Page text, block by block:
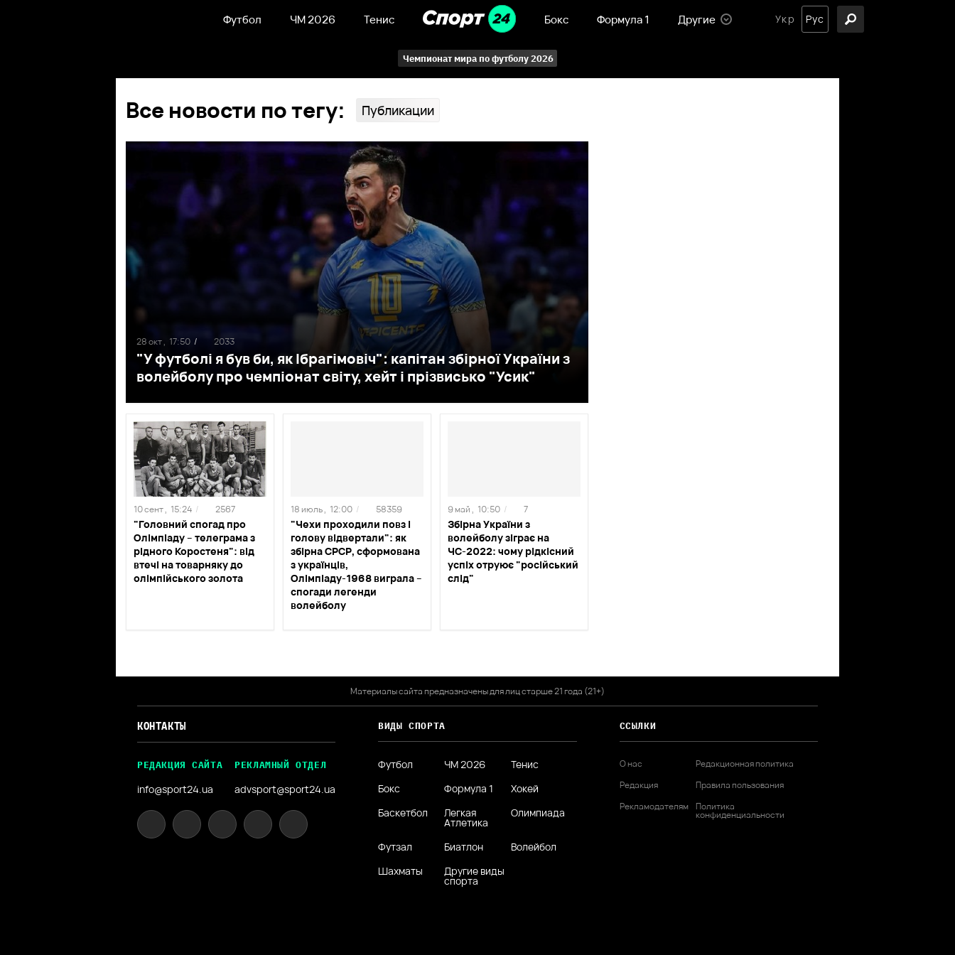
Футбол ЧМ 2026 Тенис Бокс Формула 1 Другие Укр Рус
Чемпионат мира по футболу 2026
Все новости по тегу: Публикации
"У футболі я був би, як Ібрагімовіч": капітан збірної України з
волейболу про чемпіонат світу, хейт і прізвисько "Усик"
28 окт , 17:50 / 2033
"Головний спогад про
Олімпіаду – телеграма з
рідного Коростеня": від
втечі на товарняку до
олімпійського золота
10 сент , 15:24 / 2567
"Чехи проходили повз і
голову відвертали": як
збірна СРСР, сформована
з українців,
Олімпіаду-1968 виграла –
спогади легенди
волейболу
18 июль , 12:00 / 58359
Збірна України з
волейболу зіграє на
ЧС-2022: чому рідкісний
успіх отруює "російський
слід"
9 май , 10:50 / 7
Материалы сайта предназначены для лиц старше 21 года (21+)
КОНТАКТЫ
РЕДАКЦИЯ САЙТА
info@sport24.ua
РЕКЛАМНЫЙ ОТДЕЛ
advsport@sport24.ua
ВИДЫ СПОРТА
Футбол ЧМ 2026
Тенис
Бокс
Формула 1
Хокей
Баскетбол
Легкая
Атлетика
Олимпиада
Футзал Биатлон
Волейбол
Шахматы
Другие виды
спорта
ССЫЛКИ
О нас
Редакция
Рекламодателям
Редакционная политика
Правила пользования
Политика
конфиденциальности